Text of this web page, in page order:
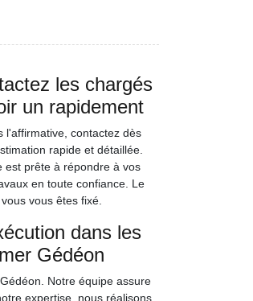
les chargés
un rapidement
l'affirmative, contactez dès
rapide et détaillée.
est prête à répondre à vos
en toute confiance. Le
vous êtes fixé.
dans les
Gédéon
Notre équipe assure
expertise, nous réalisons